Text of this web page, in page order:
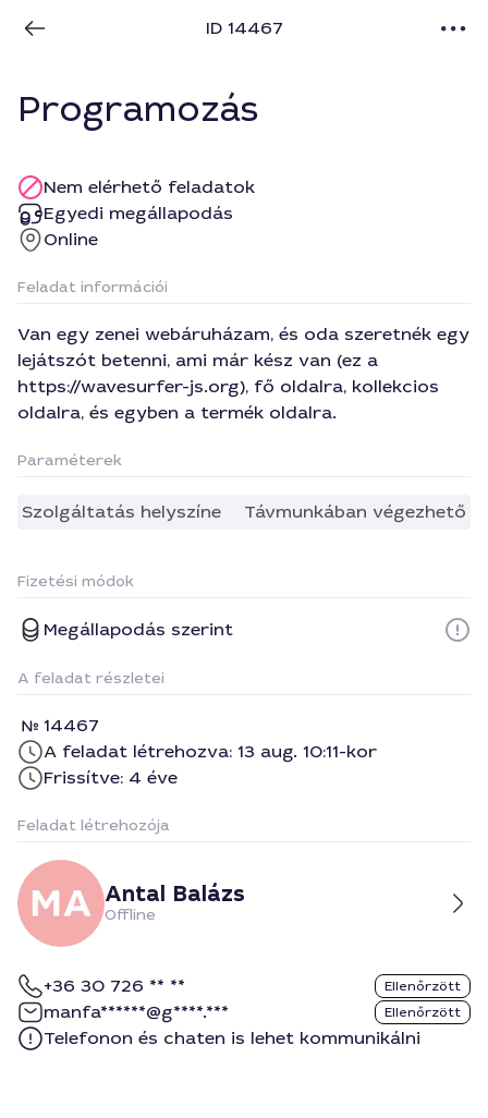
ID 14467
Programozás
Nem elérhető feladatok
Egyedi megállapodás
Online
Feladat információi
Van egy zenei webáruházam, és oda szeretnék egy
lejátszót betenni, ami már kész van (ez a
https://wavesurfer-js.org), fő oldalra, kollekcios
oldalra, és egyben a termék oldalra.
Paraméterek
Szolgáltatás helyszíne Távmunkában végezhető
Fizetési módok
Megállapodás szerint
A feladat részletei
14467
A feladat létrehozva: 13 aug. 10:11-kor
Frissítve: 4 éve
Feladat létrehozója
Antal Balázs
Offline
+36 30 726 ** ** Ellenőrzött
manfa******@g****.*** Ellenőrzött
Telefonon és chaten is lehet kommunikálni